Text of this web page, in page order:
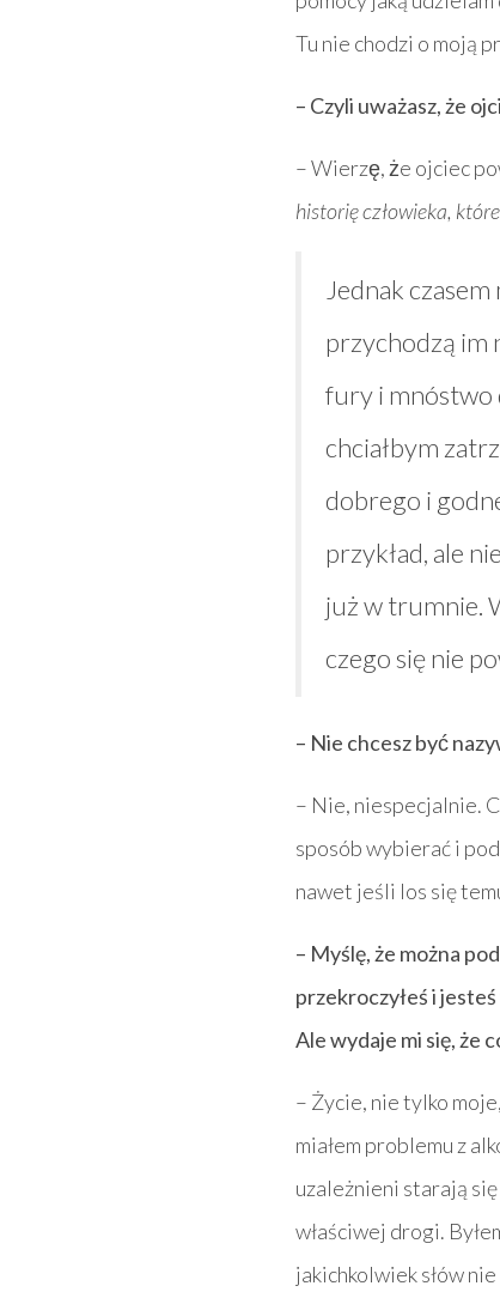
Tu nie chodzi o moją
– Czyli uważasz, że
– Wierzę, że ojciec
historię człowieka,
Jednak
przychodzą im
fury i mnóstwo
chciałbym
dobrego i
przykład, ale
już w trumnie.
czego się nie
– Nie chcesz być
– Nie, niespecjalnie.
sposób wybierać i
nawet jeśli los się
– Myślę, że można
przekroczyłeś i
Ale wydaje mi się, że
– Życie, nie tylko
miałem problemu z
uzależnieni starają
właściwej drogi.
jakichkolwiek słów